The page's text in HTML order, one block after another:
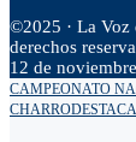
©2025 · La Voz
derechos
12 de
CAMPEONATO
CHARRO